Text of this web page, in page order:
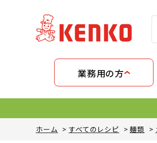
業務用の方
ホーム >すべてのレシピ >麺類 >